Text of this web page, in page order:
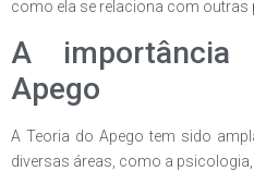
como ela se relaciona com outras
A
Apego
A Teoria do Apego tem sido
diversas áreas, como a